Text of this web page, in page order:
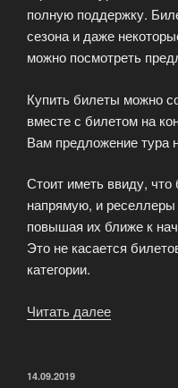
полную поддержку.
сезона и даже
можно посмотреть
Купить билеты можно
вместе с билетом на
Вам предложение тура
Стоит иметь ввиду,
напрямую, и
повышая их ближе к
Это не касается
категории.
Читать далее
ОПУБЛИКОВАНО
14.09.2019